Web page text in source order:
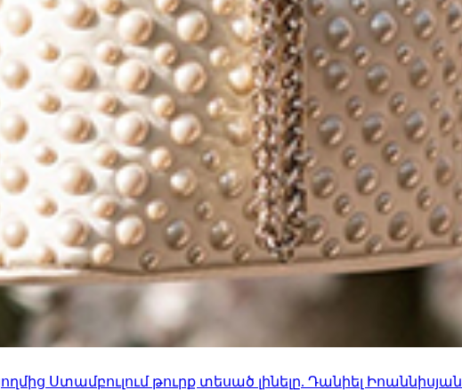
Ստամբուլում թուրք տեսած լինելը. Դանիել Իոաննիսյան